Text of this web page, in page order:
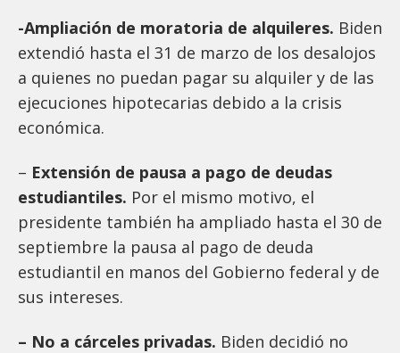
-Ampliación de moratoria de alquileres. Biden
extendió hasta el 31 de marzo de los desalojos
a quienes no puedan pagar su alquiler y de las
ejecuciones hipotecarias debido a la crisis
económica.
– Extensión de pausa a pago de deudas
estudiantiles. Por el mismo motivo, el
presidente también ha ampliado hasta el 30 de
septiembre la pausa al pago de deuda
estudiantil en manos del Gobierno federal y de
sus intereses.
– No a cárceles privadas. Biden decidió no